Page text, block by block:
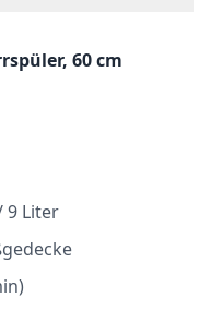
60 cm
9 Liter